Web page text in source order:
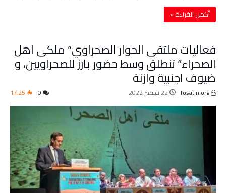
‫أكمل القراءة »‬
فعاليات ملتقى الحوار الصحراوي” ملكى اهل
الصحراء” تنطلق وسط حضور بارز للصحراويين، و
ضيوف اجنبية وازنة
22 سبتمبر 2022 1٬425